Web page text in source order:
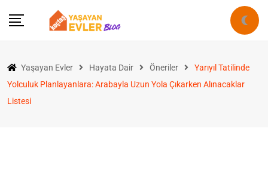
Yaşayan Evler Hayata Dair Öneriler
Yarıyıl Tatilinde
Yolculuk Planlayanlara: Arabayla Uzun Yola Çıkarken Alınacaklar
Listesi